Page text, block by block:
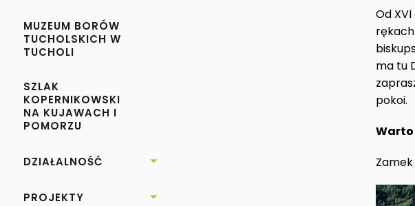
MUZEUM BORÓW
TUCHOLSKICH W
TUCHOLI
SZLAK
KOPERNIKOWSKI
NA KUJAWACH I
POMORZU
DZIAŁALNOŚĆ 
PROJEKTY 
Od
ma tu
pokoi.
Warto